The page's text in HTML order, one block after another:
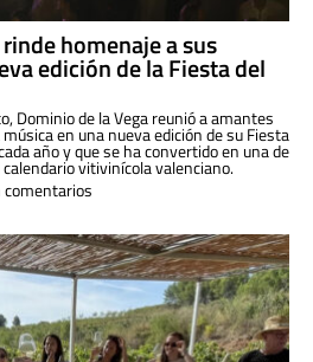
homenaje a sus
edición de la Fiesta del
Dominio de la Vega reunió a amantes
en una nueva edición de su Fiesta
año y que se ha convertido en una de
vitivinícola valenciano.
comentarios